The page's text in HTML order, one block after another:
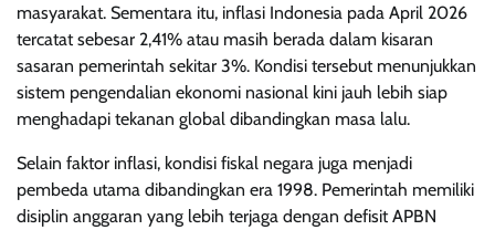
masyarakat. Sementara itu, inflasi Indonesia pada April 2026
tercatat sebesar 2,41% atau masih berada dalam kisaran
sasaran pemerintah sekitar 3%. Kondisi tersebut menunjukkan
sistem pengendalian ekonomi nasional kini jauh lebih siap
menghadapi tekanan global dibandingkan masa lalu.
Selain faktor inflasi, kondisi fiskal negara juga menjadi
pembeda utama dibandingkan era 1998. Pemerintah memiliki
disiplin anggaran yang lebih terjaga dengan defisit APBN